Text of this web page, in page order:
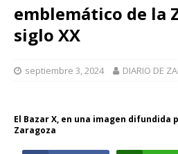
emblemático de la
siglo XX
septiembre 3, 2024 DIARIO DE
El Bazar X, en una imagen difundida
Zaragoza